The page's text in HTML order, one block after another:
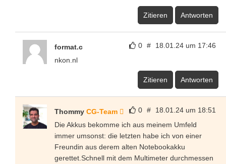
Zitieren Antworten
0 # 18.01.24 um 17:46
format.c
nkon.nl
Zitieren Antworten
0 # 18.01.24 um 18:51
Thommy CG-Team
Die Akkus bekomme ich aus meinem Umfeld
immer umsonst: die letzten habe ich von einer
Freundin aus derem alten Notebookakku
gerettet.Schnell mit dem Multimeter durchmessen